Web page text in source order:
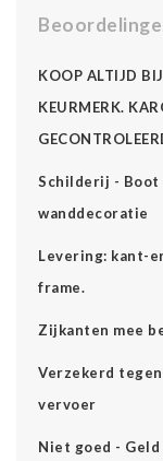
KOOP ALTIJD
KEURMERK.
Schilderij - Boot
wanddecoratie
Levering: kant-
frame.
Zijkanten mee
Verzekerd
vervoer
Niet goed -